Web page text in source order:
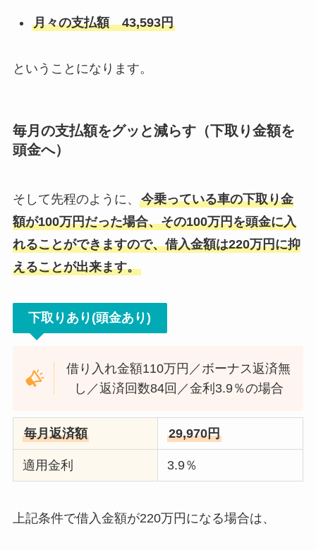
月々の支払額 43,593円
ということになります。
毎月の支払額をグッと減らす（下取り金額を
頭金へ）
そして先程のように、 今乗っている車の下取り金
額が100万円だった場合、その100万円を頭金に入
れることができますので、借入金額は220万円に抑
えることが出来ます。
下取りあり(頭金あり)
借り入れ金額110万円／ボーナス返済無
し／返済回数84回／金利3.9％の場合
毎月返済額 29,970円
適用金利 3.9％
上記条件で借入金額が220万円になる場合は、